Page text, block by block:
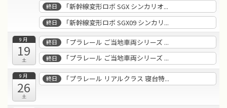
終日 「新幹線変形ロボ SGX シンカリオ...
終日 「新幹線変形ロボ SGX09 シンカリ...
9月
19
土
終日 「プラレール ご当地車両シリーズ ...
終日 「プラレール ご当地車両シリーズ ...
9月
26
土
終日 「プラレール リアルクラス 寝台特...